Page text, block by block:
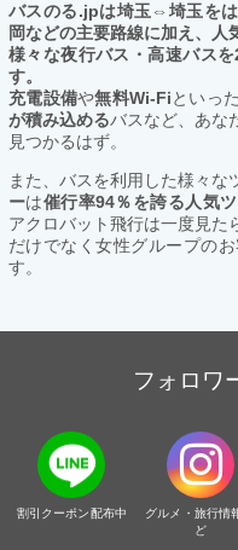
バスのる.jpは埼玉⇔埼玉を
岡などの主要路線に加え、人
様々な夜行バス・高速バス
す。
充電設備や無料Wi-Fiといっ
が積み込めるバスなど、あな
見つかるはず。
また、バスを利用した様々な
ーは催行率94％を誇る人気
アクロバット飛行は一度見た
だけでなく女性グループの
す。
フォロワ
割引クーポン配布中
グルメ・旅行情
ど